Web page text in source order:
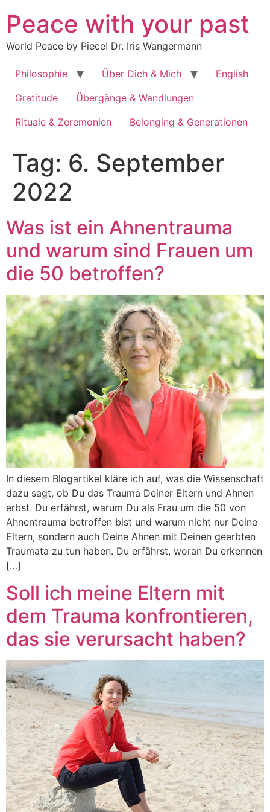
Inhalt
springen
Peace with your past
World Peace by Piece! Dr. Iris Wangermann
Philosophie Über Dich & Mich
English
Gratitude
Übergänge & Wandlungen
Rituale & Zeremonien
Belonging & Generationen
Tag: 6. September
2022
Was ist ein Ahnentrauma
und warum sind Frauen um
die 50 betroffen?
In diesem Blogartikel kläre ich auf, was die Wissenschaft
dazu sagt, ob Du das Trauma Deiner Eltern und Ahnen
erbst. Du erfährst, warum Du als Frau um die 50 von
Ahnentrauma betroffen bist und warum nicht nur Deine
Eltern, sondern auch Deine Ahnen mit Deinen geerbten
Traumata zu tun haben. Du erfährst, woran Du erkennen
[…]
Soll ich meine Eltern mit
dem Trauma konfrontieren,
das sie verursacht haben?